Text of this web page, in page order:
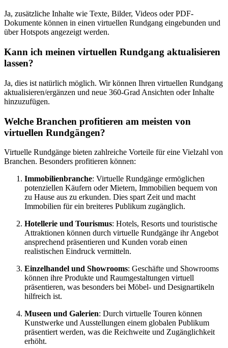
Ja, zusätzliche Inhalte wie Texte, Bilder, Videos oder PDF-
Dokumente können in einen virtuellen Rundgang eingebunden und
über Hotspots angezeigt werden.
Kann ich meinen virtuellen Rundgang aktualisieren
lassen?
Ja, dies ist natürlich möglich. Wir können Ihren virtuellen Rundgang
aktualisieren/ergänzen und neue 360-Grad Ansichten oder Inhalte
hinzuzufügen.
Welche Branchen profitieren am meisten von
virtuellen Rundgängen?
Virtuelle Rundgänge bieten zahlreiche Vorteile für eine Vielzahl von
Branchen. Besonders profitieren können:
Immobilienbranche: Virtuelle Rundgänge ermöglichen
potenziellen Käufern oder Mietern, Immobilien bequem von
zu Hause aus zu erkunden. Dies spart Zeit und macht
Immobilien für ein breiteres Publikum zugänglich.
Hotellerie und Tourismus: Hotels, Resorts und touristische
Attraktionen können durch virtuelle Rundgänge ihr Angebot
ansprechend präsentieren und Kunden vorab einen
realistischen Eindruck vermitteln.
Einzelhandel und Showrooms: Geschäfte und Showrooms
können ihre Produkte und Raumgestaltungen virtuell
präsentieren, was besonders bei Möbel- und Designartikeln
hilfreich ist.
Museen und Galerien: Durch virtuelle Touren können
Kunstwerke und Ausstellungen einem globalen Publikum
präsentiert werden, was die Reichweite und Zugänglichkeit
erhöht.